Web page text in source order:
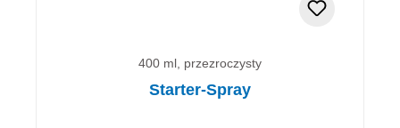
400 ml, przezroczysty
Starter-Spray